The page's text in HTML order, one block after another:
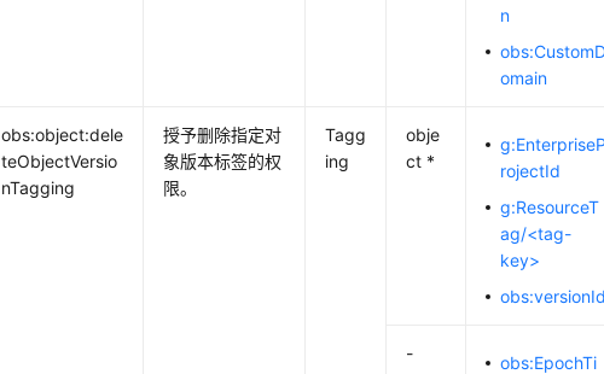
n
omain
obs:object:dele
teObjectVersio
nTagging
授予删除指定对
象版本标签的权
限。
Tagg
ing
obje
ct *
g:EnterpriseP
rojectId
g:ResourceT
ag/<tag-
key>
obs:versionId
-
obs:EpochTi